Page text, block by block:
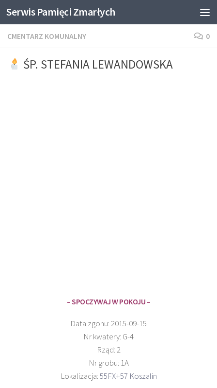
Skip to content
Serwis Pamięci Zmarłych
CMENTARZ KOMUNALNY 0
ŚP. STEFANIA LEWANDOWSKA
– SPOCZYWAJ W POKOJU –
Data zgonu: 2015-09-15
Nr kwatery: G-4
Rząd: 2
Nr grobu: 1A
Lokalizacja:55FX+57 Koszalin